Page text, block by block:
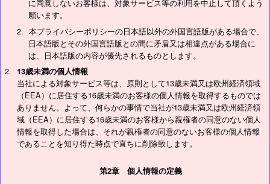
に同意しないお客様は、対象サービス等の利用を中止して頂くよう
願います。
本プライバシーポリシーの日本語以外の外国言語版がある場合で、
日本語版とその外国言語版との間に矛盾又は相違点がある場合に
は、日本語版の内容が優先されるものとします。
13歳未満の個人情報
当社による対象サービス等は、原則として13歳未満又は欧州経済領域
（EEA）に居住する16歳未満のお客様の個人情報を取得するものでは
ありません。よって、何らかの事情で当社が13歳未満又は欧州経済領
域（EEA）に居住する16歳未満のお客様から親権者の同意のない個人
情報を取得した場合は、それが親権者の同意のないお客様の個人情報
であることを知り得た時点で直ちに削除致します。
第2章 個人情報の定義